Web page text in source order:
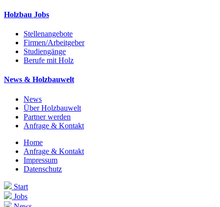
Holzbau Jobs
Stellenangebote
Firmen/Arbeitgeber
Studiengänge
Berufe mit Holz
News & Holzbauwelt
News
Über Holzbauwelt
Partner werden
Anfrage & Kontakt
Home
Anfrage & Kontakt
Impressum
Datenschutz
Start
Jobs